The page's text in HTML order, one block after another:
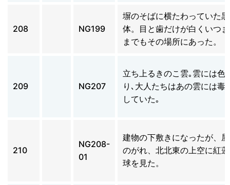
208 NG199
塀のそばに横たわっていた
体。目と歯だけが白くいつ
までもその場所にあった。
209 NG207
立ち上るきのこ雲｡雲には色
り､大人たちはあの雲には毒
していた｡
210
NG208-
01
建物の下敷きになったが、
のがれ、北北東の上空に紅
球を見た。